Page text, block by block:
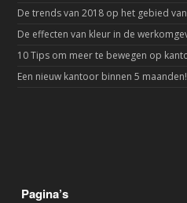
De trends van 2018 op het gebied
De effecten van kleur in de
10 Tips om meer te bewegen op
Een nieuw kantoor binnen 5 maanden!
Pagina’s